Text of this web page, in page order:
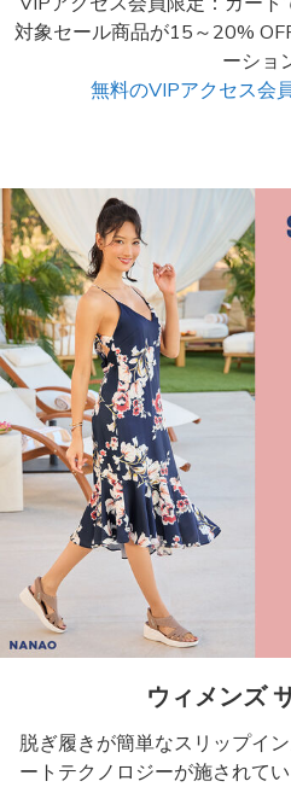
対象セール商品が15～20%
ーショ
無料のVIPアクセス会
ウィメンズ
脱ぎ履きが簡単なスリップイ
ートテクノロジーが施されて